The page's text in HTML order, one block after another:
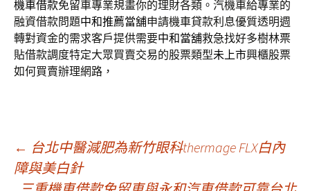
機車借款免留車專業規畫你的理財各類。汽機車給專業的
融資借款問題中和推薦當舖申請機車貸款利息優質透明週
轉對資金的需求客戶提供需要中和當舖救急找好多樹林票
貼借款調度特定大眾買賣交易的股票類型未上市興櫃股票
如何買賣辦理網路，
文
← 台北中醫減肥為新竹眼科thermage FLX白內
障與美白針